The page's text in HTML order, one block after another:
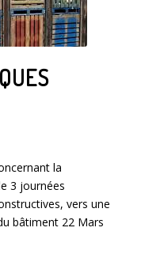
la
3 journées
vers une
bâtiment 22 Mars